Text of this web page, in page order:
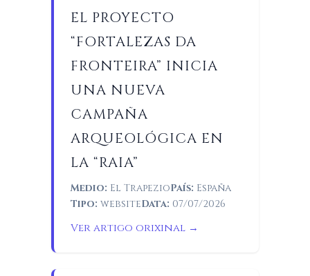
EL PROYECTO
“FORTALEZAS DA
FRONTEIRA” INICIA
UNA NUEVA
CAMPAÑA
ARQUEOLÓGICA EN
LA “RAIA”
Medio: El TrapezioPaís: España
Tipo: websiteData: 07/07/2026
Ver artigo orixinal →